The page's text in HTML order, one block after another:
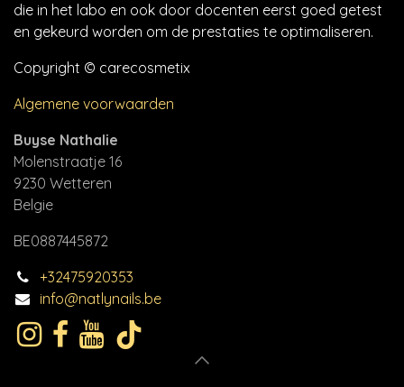
die in het labo en ook door docenten eerst goed getest
en gekeurd worden om de prestaties te optimaliseren.
Copyright © carecosmetix
Algemene voorwaarden
Buyse Nathalie
Molenstraatje 16
9230 Wetteren
Belgie
BE0887445872
+32475920353
info@natlynails.be